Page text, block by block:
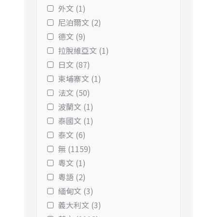
外文 (1)
尼泊爾文 (2)
德文 (9)
拉脫維亞文 (1)
日文 (87)
柬埔寨文 (1)
法文 (50)
波蘭文 (1)
泰國文 (1)
泰文 (6)
無 (1159)
粵文 (1)
粵語 (2)
緬甸文 (3)
義大利文 (3)